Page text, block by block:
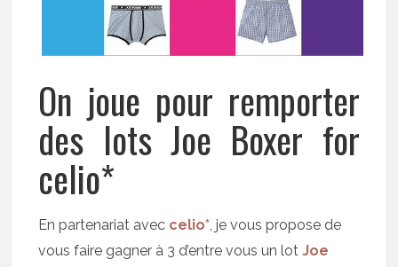
On joue pour remporter
des lots Joe Boxer for
celio*
En partenariat avec celio*, je vous propose de
vous faire gagner à 3 d’entre vous un lotJoe